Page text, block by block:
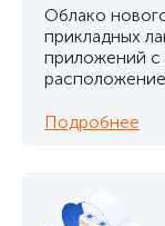
Облако
прикладных
приложений с
Подробнее